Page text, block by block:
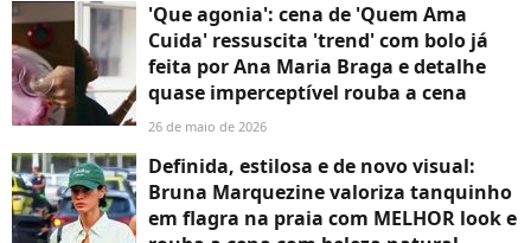
'Que agonia': cena de 'Quem Ama
Cuida' ressuscita 'trend' com bolo já
feita por Ana Maria Braga e detalhe
quase imperceptível rouba a cena
26 de maio de 2026
Definida, estilosa e de novo visual:
Bruna Marquezine valoriza tanquinho
em flagra na praia com MELHOR look e